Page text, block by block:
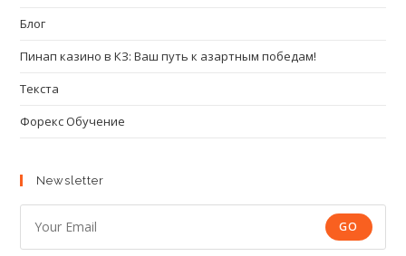
Блог
Пинап казино в КЗ: Ваш путь к азартным победам!
Текста
Форекс Обучение
Newsletter
GO